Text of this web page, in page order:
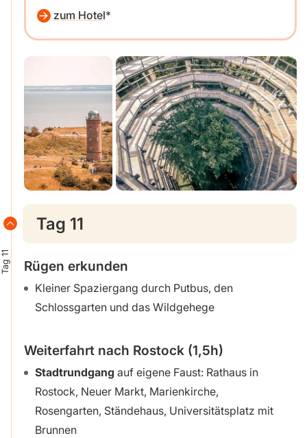
zum Hotel
Tag 11
Tag 11
Rügen erkunden
Kleiner Spaziergang durch Putbus, den
Schlossgarten und das Wildgehege
Weiterfahrt nach Rostock (1,5h)
Stadtrundgang auf eigene Faust: Rathaus in
Rostock, Neuer Markt, Marienkirche,
Rosengarten, Ständehaus, Universitätsplatz mit
Brunnen